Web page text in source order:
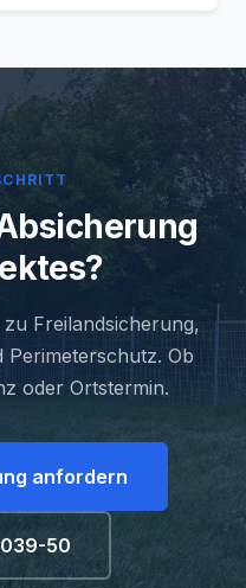
Freilandsicherung,
Ob
oder Ortstermin.
anfordern
50